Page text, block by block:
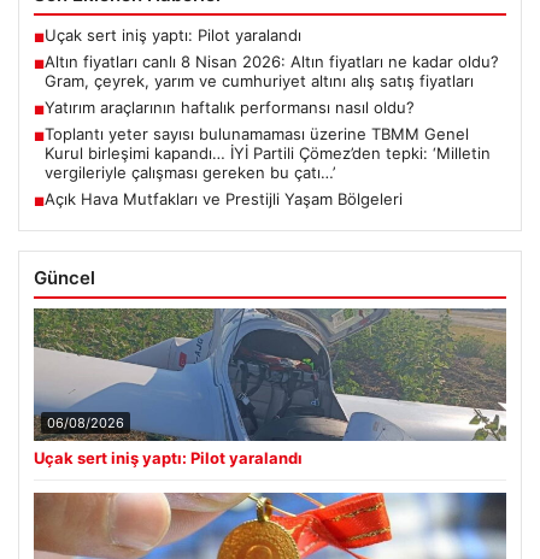
■Uçak sert iniş yaptı: Pilot yaralandı
■Altın fiyatları canlı 8 Nisan 2026: Altın fiyatları ne kadar oldu?
Gram, çeyrek, yarım ve cumhuriyet altını alış satış fiyatları
■Yatırım araçlarının haftalık performansı nasıl oldu?
■Toplantı yeter sayısı bulunamaması üzerine TBMM Genel
Kurul birleşimi kapandı… İYİ Partili Çömez’den tepki: ‘Milletin
vergileriyle çalışması gereken bu çatı…’
■Açık Hava Mutfakları ve Prestijli Yaşam Bölgeleri
Güncel
06/08/2026
Uçak sert iniş yaptı: Pilot yaralandı